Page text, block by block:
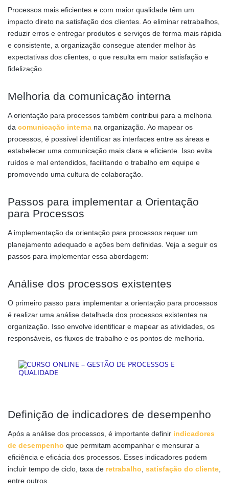
Processos mais eficientes e com maior qualidade têm um
impacto direto na satisfação dos clientes. Ao eliminar retrabalhos,
reduzir erros e entregar produtos e serviços de forma mais rápida
e consistente, a organização consegue atender melhor às
expectativas dos clientes, o que resulta em maior satisfação e
fidelização.
Melhoria da comunicação interna
A orientação para processos também contribui para a melhoria
da comunicação interna na organização. Ao mapear os
processos, é possível identificar as interfaces entre as áreas e
estabelecer uma comunicação mais clara e eficiente. Isso evita
ruídos e mal entendidos, facilitando o trabalho em equipe e
promovendo uma cultura de colaboração.
Passos para implementar a Orientação
para Processos
A implementação da orientação para processos requer um
planejamento adequado e ações bem definidas. Veja a seguir os
passos para implementar essa abordagem:
Análise dos processos existentes
O primeiro passo para implementar a orientação para processos
é realizar uma análise detalhada dos processos existentes na
organização. Isso envolve identificar e mapear as atividades, os
responsáveis, os fluxos de trabalho e os pontos de melhoria.
Definição de indicadores de desempenho
Após a análise dos processos, é importante definir indicadores
de desempenho que permitam acompanhar e mensurar a
eficiência e eficácia dos processos. Esses indicadores podem
incluir tempo de ciclo, taxa de retrabalho satisfação do cliente
entre outros.